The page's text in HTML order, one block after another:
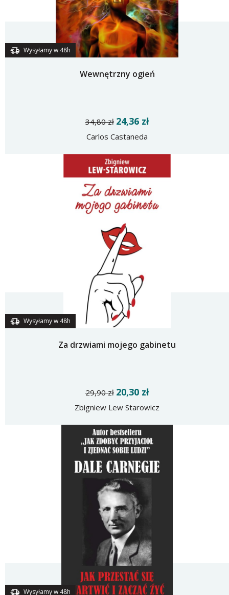
Wysyłamy w 48h
Wewnętrzny ogień
34,80 zł 24,36 zł
Carlos Castaneda
Wysyłamy w 48h
Za drzwiami mojego gabinetu
29,90 zł 20,30 zł
Zbigniew Lew Starowicz
Wysyłamy w 48h